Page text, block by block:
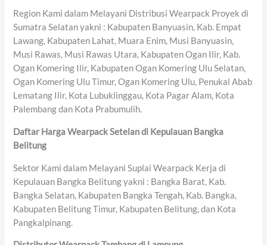
Region Kami dalam Melayani Distribusi Wearpack Proyek di
Sumatra Selatan yakni : Kabupaten Banyuasin, Kab. Empat
Lawang, Kabupaten Lahat, Muara Enim, Musi Banyuasin,
Musi Rawas, Musi Rawas Utara, Kabupaten Ogan Ilir, Kab.
Ogan Komering Ilir, Kabupaten Ogan Komering Ulu Selatan,
Ogan Komering Ulu Timur, Ogan Komering Ulu, Penukal Abab
Lematang Ilir, Kota Lubuklinggau, Kota Pagar Alam, Kota
Palembang dan Kota Prabumulih.
Daftar Harga Wearpack Setelan di Kepulauan Bangka
Belitung
Sektor Kami dalam Melayani Suplai Wearpack Kerja di
Kepulauan Bangka Belitung yakni : Bangka Barat, Kab.
Bangka Selatan, Kabupaten Bangka Tengah, Kab. Bangka,
Kabupaten Belitung Timur, Kabupaten Belitung, dan Kota
Pangkalpinang.